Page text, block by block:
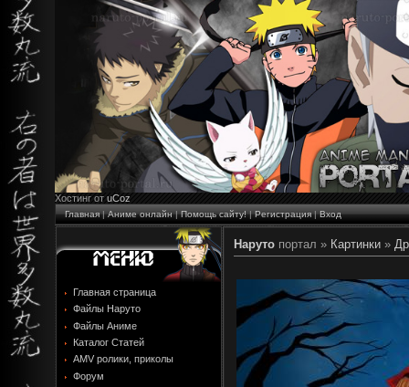
Хостинг от uCoz
Главная|Аниме онлайн|Помощь сайту!|Регистрация|Вход
Главная страница
Файлы Наруто
Файлы Аниме
Каталог Статей
AMV ролики, приколы
Форум
Наруто портал » Картинки »